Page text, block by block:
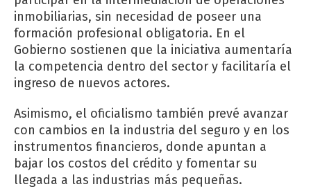
inmobiliarias, sin necesidad de poseer una
formación profesional obligatoria. En el
Gobierno sostienen que la iniciativa aumentaría
la competencia dentro del sector y facilitaría el
ingreso de nuevos actores.
Asimismo, el oficialismo también prevé avanzar
con cambios en la industria del seguro y en los
instrumentos financieros, donde apuntan a
bajar los costos del crédito y fomentar su
llegada a las industrias más pequeñas.